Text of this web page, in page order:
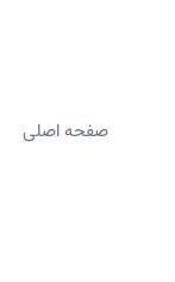
صفحه اصلی